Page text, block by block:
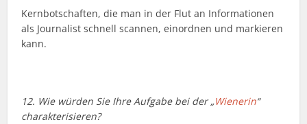
Kernbotschaften, die man in der Flut an Informationen
als Journalist schnell scannen, einordnen und markieren
kann.
12. Wie würden Sie Ihre Aufgabe bei der „Wienerin“
charakterisieren?